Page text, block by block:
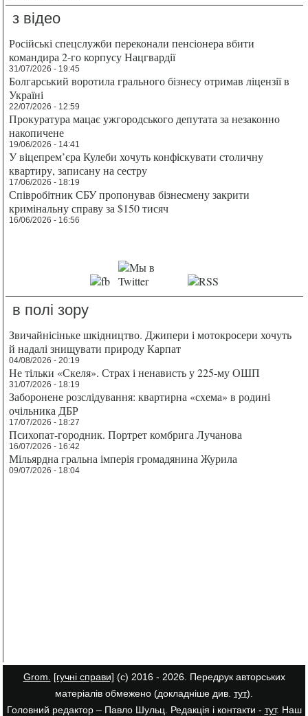
з відео
Російські спецслужби переконали пенсіонера вбити
командира 2-го корпусу Нацгвардії
31/07/2026 - 19:45
Болгарський воротила грального бізнесу отримав ліцензії в
Україні
22/07/2026 - 12:59
Прокуратура мацає ужгородського депутата за незаконно
накопичене
19/06/2026 - 14:41
У віцепрем’єра Кулеби хочуть конфіскувати столичну
квартиру, записану на сестру
17/06/2026 - 18:19
Співробітник СБУ пропонував бізнесмену закрити
кримінальну справу за $150 тисяч
16/06/2026 - 16:56
в полі зору
Звичайнісіньке шкідництво. Джипери і мотокросери хочуть
й надалі знищувати природу Карпат
04/08/2026 - 20:19
Не тільки «Скеля». Страх і ненависть у 225-му ОШП
31/07/2026 - 18:19
Заборонене розслідування: квартирна «схема» в родині
очільника ДБР
17/07/2026 - 18:27
Психопат-городник. Портрет комбрига Лучанова
16/07/2026 - 16:42
Мільярдна гральна імперія громадянина Журила
09/07/2026 - 18:04
Grom. [гучні справи] (с) 2016 - 2026. Передрук авторських
матеріалів обмежено (докладніше див. тут).
Головний редактор – Павло Шульц. Редакція і контакти - тут. Наш